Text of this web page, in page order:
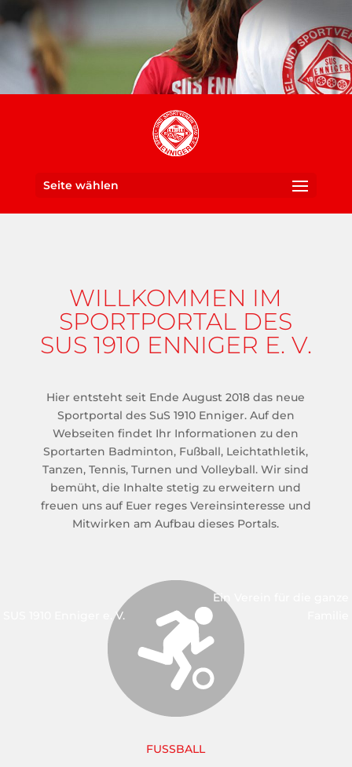
SUS 1910 Enniger e. V.
Ein Verein für die ganze
Seite wählen
WILLKOMMEN IM
SPORTPORTAL DES
SUS 1910 ENNIGER E. V.
Hier entsteht seit Ende August 2018 das neue
Sportportal des SuS 1910 Enniger. Auf den
Webseiten findet Ihr Informationen zu den
Sportarten Badminton, Fußball, Leichtathletik,
Tanzen, Tennis, Turnen und Volleyball. Wir sind
bemüht, die Inhalte stetig zu erweitern und
freuen uns auf Euer reges Vereinsinteresse und
Mitwirken am Aufbau dieses Portals.
FUSSBALL